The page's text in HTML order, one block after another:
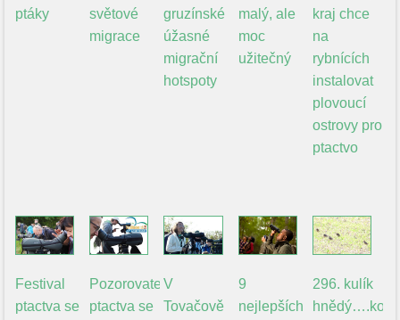
ptáky
světové
migrace
gruzínské
úžasné
migrační
hotspoty
malý, ale
moc
užitečný
kraj chce
na
rybnících
instalovat
plovoucí
ostrovy pro
ptactvo
Festival
ptactva se
Pozorovatelé
ptactva se
V
Tovačově
9
nejlepších
296. kulík